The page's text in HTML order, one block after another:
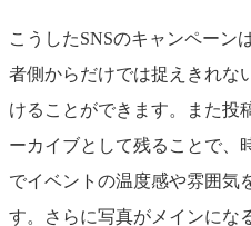
こうしたSNSのキャンペーン
者側からだけでは捉えきれな
けることができます。また投
ーカイブとして残ることで、
でイベントの温度感や雰囲気
す。さらに写真がメインにな